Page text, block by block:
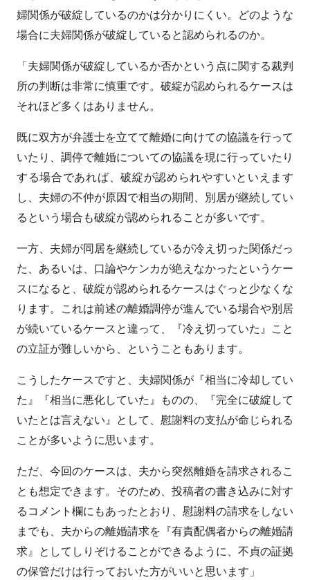
婦関係が破綻しているのかは分かりにくい。どのような
場合に夫婦関係が破綻していると認められるのか。
「夫婦関係が破綻しているか否かという点に関する裁判
所の判断は非常に慎重です。破綻が認められるケースは
それほど多くはありません。
既に双方が弁護士を立てて離婚に向けての協議を行って
いたり、調停で離婚についての協議を現に行っていたり
する場合であれば、破綻が認められやすいといえます
し、夫婦の不仲が原因で相当の期間、別居が継続してい
るという場合も破綻が認められることが多いです。
一方、夫婦が同居を継続しているが冷え切った関係だっ
た、あるいは、口論やケンカが絶えなかったというケー
スになると、破綻が認められるケースはぐっと少なくな
ります。これは前述の離婚調停が進んでいる場合や別居
が続いているケースと違って、『冷え切っていた』こと
の立証が難しいから、ということもあります。
こうしたケースですと、夫婦関係が『相当に冷却してい
た』『相当に悪化していた』ものの、『完全に破綻して
いたとは言えない』として、慰謝料の支払が命じられる
ことが多いように思います。
ただ、今回のケースは、夫から突然離婚を請求されるこ
とも想定できます。そのため、投稿者の書き込みに対す
るコメント欄にもあったとおり、慰謝料の請求をしない
までも、夫からの離婚請求を『有責配偶者からの離婚請
求』としてしりぞけることができるように、不貞の証拠
の保管だけは行っておいた方がいいと思います」